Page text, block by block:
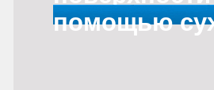
помощью